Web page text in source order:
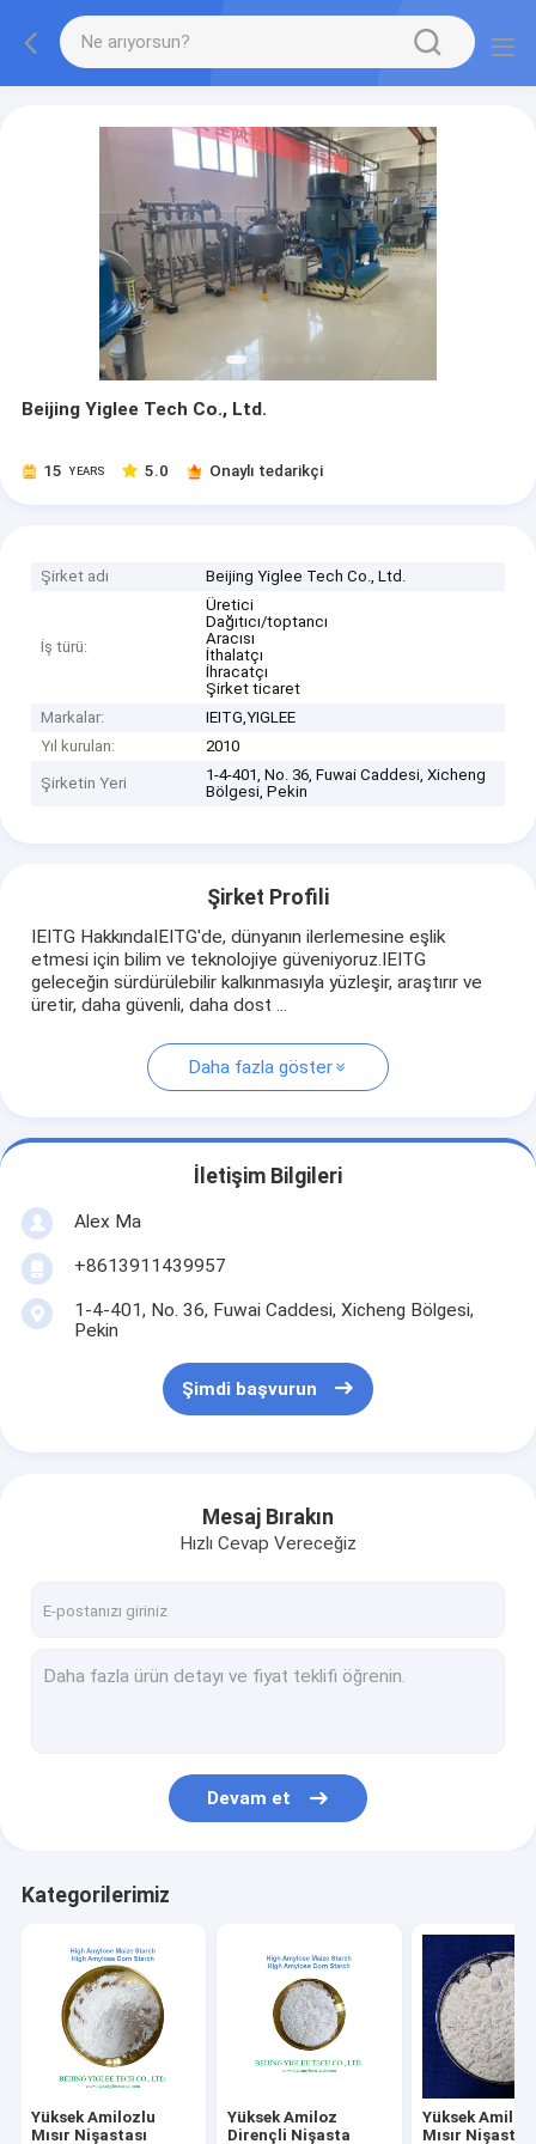
Beijing Yiglee Tech Co., Ltd.
15 YEARS 5.0 Onaylı tedarikçi
Şirket adı Beijing Yiglee Tech Co., Ltd.
İş türü:
Üretici
Dağıtıcı/toptancı
Aracısı
İthalatçı
İhracatçı
Şirket ticaret
Markalar:
IEITG,YIGLEE
Yıl kurulan:
2010
Şirketin Yeri
1-4-401, No. 36, Fuwai Caddesi, Xicheng
Bölgesi, Pekin
Şirket Profili
IEITG ​​HakkındaIEITG'de, dünyanın ilerlemesine eşlik
etmesi için bilim ve teknolojiye güveniyoruz.IEITG ​​
geleceğin sürdürülebilir kalkınmasıyla yüzleşir, araştırır ve
üretir, daha güvenli, daha dost ...
Daha fazla göster
İletişim Bilgileri
Alex Ma
+8613911439957
1-4-401, No. 36, Fuwai Caddesi, Xicheng Bölgesi,
Pekin
Şimdi başvurun
Mesaj Bırakın
Hızlı Cevap Vereceğiz
Devam et
Kategorilerimiz
Yüksek Amilozlu
Mısır Nişastası
Yüksek Amiloz
Dirençli Nişasta
Yüksek
Mısır